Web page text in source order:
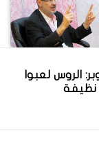
الروس لعبوا
نظيفة